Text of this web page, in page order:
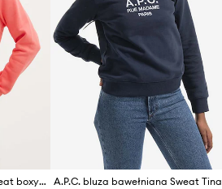
A.P.C. bluza bawełniana sweat boxy petit vpc A.P.C. bluza bawełniana Sweat Tina